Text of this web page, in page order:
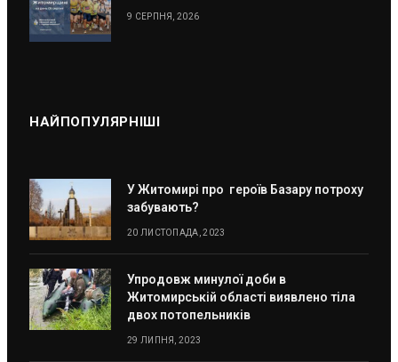
9 СЕРПНЯ, 2026
НАЙПОПУЛЯРНІШІ
У Житомирі про героїв Базару потроху
забувають?
20 ЛИСТОПАДА, 2023
Упродовж минулої доби в
Житомирській області виявлено тіла
двох потопельників
29 ЛИПНЯ, 2023